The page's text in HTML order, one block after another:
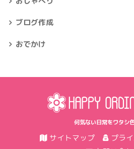
ブログ作成
おでかけ
何気ない日常をワタシ
サイトマップ
プライ